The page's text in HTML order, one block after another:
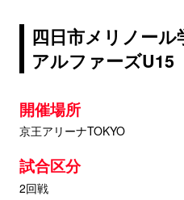
四日市メリノー
アルファーズU15
開催場所
京王アリーナTOKYO
試合区分
2回戦